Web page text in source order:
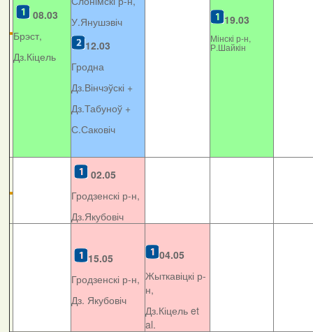
08.03
Брэст,
Дз.Кіцель
У.Янушэвіч
12.03
Гродна
Дз.Вінчэўскі +
Дз.Табуноў +
С.Саковіч
19.03
Мінскі р-н,
Р.Шайкін
02.05
Гродзенскі р-н,
Дз.Якубовіч
15.05
Гродзенскі р-н,
Дз. Якубовіч
04.05
Жыткавіцкі р-
н,
Дз.Кіцель et
al.